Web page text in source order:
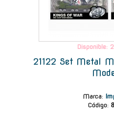
Disponible:
21122 Set Metal
Marca:
Código: